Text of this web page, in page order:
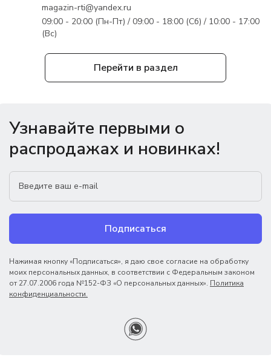
Перейти в раздел
magazin-rti@yandex.ru
09:00 - 20:00 (Пн-Пт) / 09:00 - 18:00 (Сб) / 10:00 - 17:00
(Вс)
Узнавайте первыми о
распродажах и новинках!
Подписаться
Нажимая кнопку «Подписаться», я даю свое согласие на обработку
моих персональных данных, в соответствии с Федеральным законом
от 27.07.2006 года №152-ФЗ «О персональных данных». Политика
конфиденциальности.